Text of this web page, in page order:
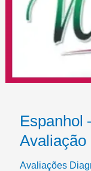
Espanhol
Avaliação
Avaliações